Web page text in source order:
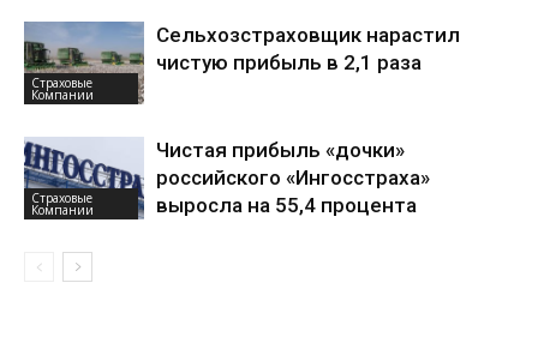
Страховые
Компании
Сельхозстраховщик нарастил
чистую прибыль в 2,1 раза
Страховые
Компании
Чистая прибыль «дочки»
российского «Ингосстраха»
выросла на 55,4 процента